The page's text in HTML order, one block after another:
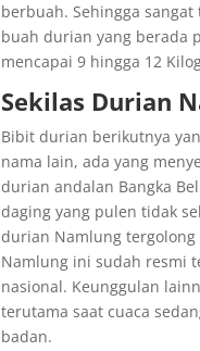
berbuah. Sehingga
buah durian yang berada
mencapai 9 hingga 12
Sekilas Durian
Bibit durian berikutnya
nama lain, ada yang
durian andalan Bangka
daging yang pulen tidak
durian Namlung tergolong
Namlung ini sudah resmi
nasional. Keunggulan
terutama saat cuaca
badan.